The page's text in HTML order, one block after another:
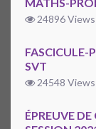
MATHS-
24896 Views
FASCICULE-
SVT
24548 Views
ÉPREUVE